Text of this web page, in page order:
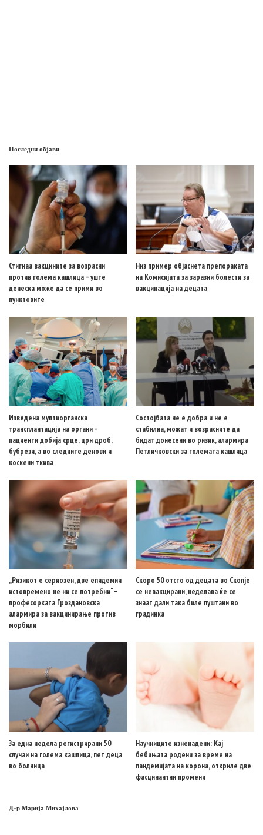
Последни објави
Стигнаа вакцините за возрасни
против голема кашлица – уште
денеска може да се прими во
пунктовите
Низ пример објаснета препораката
на Комисијата за заразни болести за
вакцинација на децата
Изведена мултиорганска
трансплантација на органи –
пациенти добија срце, црн дроб,
бубрези, а во следните денови и
коскени ткива
Состојбата не е добра и не е
стабилна, можат и возрасните да
бидат донесени во ризик, алармира
Петличковски за големата кашлица
„Ризикот е сериозен, две епидемии
истовремено не ни се потребни“ –
професорката Гроздановска
алармира за вакцинирање против
морбили
Скоро 50 отсто од децата во Скопје
се невакцирани, неделава ќе се
знаат дали така биле пуштани во
градинка
За една недела регистрирани 50
случаи на голема кашлица, пет деца
во болница
Научниците изненадени: Кај
бебињата родени за време на
пандемијата на корона, откриле две
фасцинантни промени
Д-р Марија Михајлова